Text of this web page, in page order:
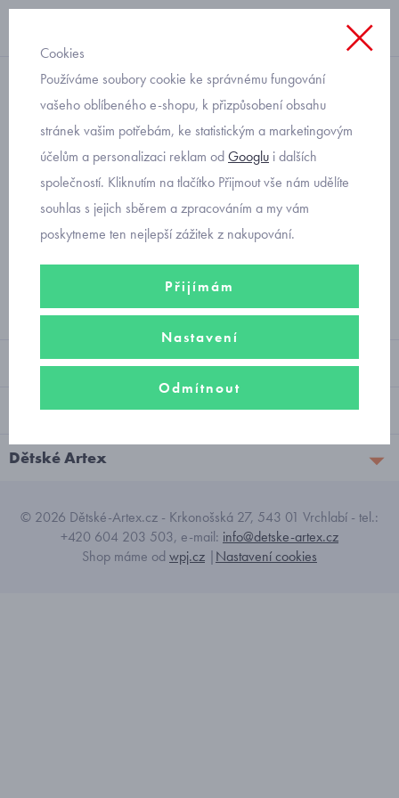
bundy, vesty
kojenecká vesta
Filtry
Sortiment
Vše o nákupu
Dětské Artex
© 2026 Dětské-Artex.cz - Krkonošská 27, 543 01 Vrchlabí - tel.:
+420 604 203 503, e-mail: info@detske-artex.cz
Shop máme od wpj.cz |Nastavení cookies
Cookies
Používáme soubory cookie ke správnému fungování
vašeho oblíbeného e-shopu, k přizpůsobení obsahu
stránek vašim potřebám, ke statistickým a marketingovým
účelům a personalizaci reklam odGooglu i dalších
společností. Kliknutím na tlačítko Přijmout vše nám udělíte
souhlas s jejich sběrem a zpracováním a my vám
poskytneme ten nejlepší zážitek z nakupování.
Přijímám
Nastavení
Odmítnout